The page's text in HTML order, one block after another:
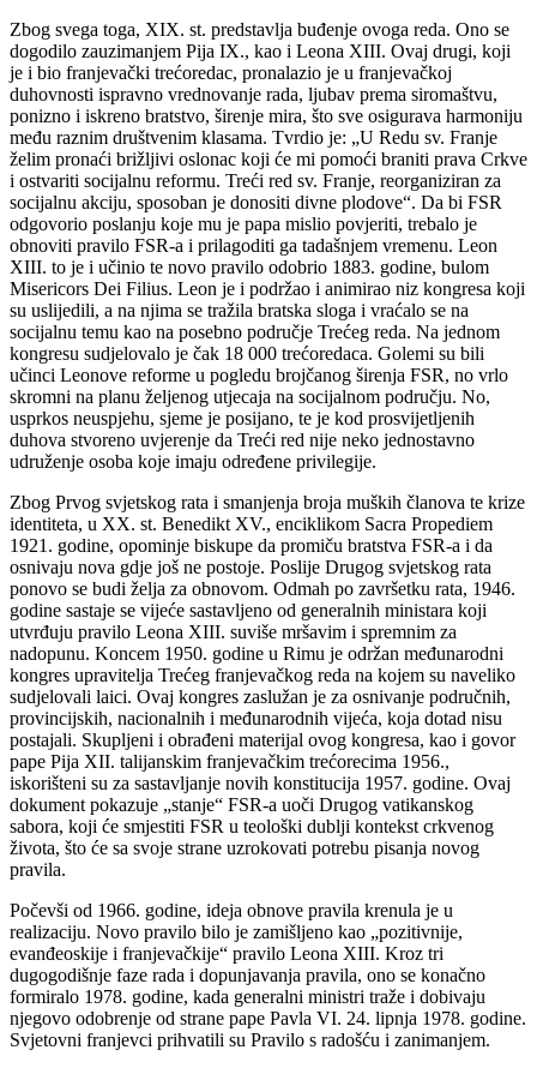
Zbog svega toga, XIX. st. predstavlja buđenje ovoga reda. Ono se
dogodilo zauzimanjem Pija IX., kao i Leona XIII. Ovaj drugi, koji
je i bio franjevački trećoredac, pronalazio je u franjevačkoj
duhovnosti ispravno vrednovanje rada, ljubav prema siromaštvu,
ponizno i iskreno bratstvo, širenje mira, što sve osigurava harmoniju
među raznim društvenim klasama. Tvrdio je: „U Redu sv. Franje
želim pronaći brižljivi oslonac koji će mi pomoći braniti prava Crkve
i ostvariti socijalnu reformu. Treći red sv. Franje, reorganiziran za
socijalnu akciju, sposoban je donositi divne plodove“. Da bi FSR
odgovorio poslanju koje mu je papa mislio povjeriti, trebalo je
obnoviti pravilo FSR-a i prilagoditi ga tadašnjem vremenu. Leon
XIII. to je i učinio te novo pravilo odobrio 1883. godine, bulom
Misericors Dei Filius. Leon je i podržao i animirao niz kongresa koji
su uslijedili, a na njima se tražila bratska sloga i vraćalo se na
socijalnu temu kao na posebno područje Trećeg reda. Na jednom
kongresu sudjelovalo je čak 18 000 trećoredaca. Golemi su bili
učinci Leonove reforme u pogledu brojčanog širenja FSR, no vrlo
skromni na planu željenog utjecaja na socijalnom području. No,
usprkos neuspjehu, sjeme je posijano, te je kod prosvijetljenih
duhova stvoreno uvjerenje da Treći red nije neko jednostavno
udruženje osoba koje imaju određene privilegije.
Zbog Prvog svjetskog rata i smanjenja broja muških članova te krize
identiteta, u XX. st. Benedikt XV., enciklikom Sacra Propediem
1921. godine, opominje biskupe da promiču bratstva FSR-a i da
osnivaju nova gdje još ne postoje. Poslije Drugog svjetskog rata
ponovo se budi želja za obnovom. Odmah po završetku rata, 1946.
godine sastaje se vijeće sastavljeno od generalnih ministara koji
utvrđuju pravilo Leona XIII. suviše mršavim i spremnim za
nadopunu. Koncem 1950. godine u Rimu je održan međunarodni
kongres upravitelja Trećeg franjevačkog reda na kojem su naveliko
sudjelovali laici. Ovaj kongres zaslužan je za osnivanje područnih,
provincijskih, nacionalnih i međunarodnih vijeća, koja dotad nisu
postajali. Skupljeni i obrađeni materijal ovog kongresa, kao i govor
pape Pija XII. talijanskim franjevačkim trećorecima 1956.,
iskorišteni su za sastavljanje novih konstitucija 1957. godine. Ovaj
dokument pokazuje „stanje“ FSR-a uoči Drugog vatikanskog
sabora, koji će smjestiti FSR u teološki dublji kontekst crkvenog
života, što će sa svoje strane uzrokovati potrebu pisanja novog
pravila.
Počevši od 1966. godine, ideja obnove pravila krenula je u
realizaciju. Novo pravilo bilo je zamišljeno kao „pozitivnije,
evanđeoskije i franjevačkije“ pravilo Leona XIII. Kroz tri
dugogodišnje faze rada i dopunjavanja pravila, ono se konačno
formiralo 1978. godine, kada generalni ministri traže i dobivaju
njegovo odobrenje od strane pape Pavla VI. 24. lipnja 1978. godine.
Svjetovni franjevci prihvatili su Pravilo s radošću i zanimanjem.